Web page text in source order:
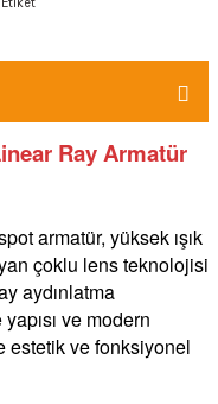
Ray Armatür
armatür, yüksek ışık
çoklu lens teknolojisi
aydınlatma
ve modern
estetik ve fonksiyonel